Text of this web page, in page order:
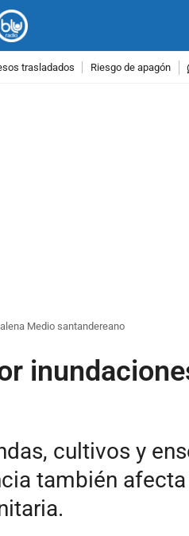
trasladados Riesgo de apagón
Medio santandereano
cultivos y
también